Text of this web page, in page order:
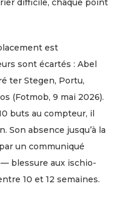
difficile, chaque point
est
sont écartés : Abel
ter Stegen, Portu,
(Fotmob, 9 mai 2026).
buts au compteur, il
Son absence jusqu’à la
un communiqué
blessure aux ischio-
10 et 12 semaines.